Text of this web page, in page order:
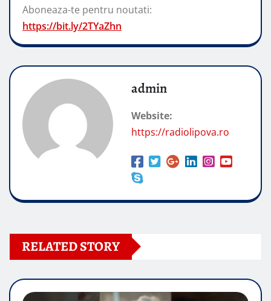
Aboneaza-te pentru noutati:
https://bit.ly/2TYaZhn
admin
Website:
https://radiolipova.ro
RELATED STORY